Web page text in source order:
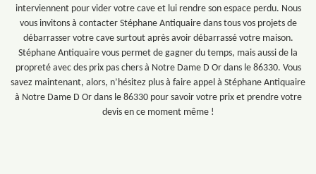
interviennent pour vider votre cave et lui rendre son espace perdu. Nous
vous invitons à contacter Stéphane Antiquaire dans tous vos projets de
débarrasser votre cave surtout après avoir débarrassé votre maison.
Stéphane Antiquaire vous permet de gagner du temps, mais aussi de la
propreté avec des prix pas chers à Notre Dame D Or dans le 86330. Vous
savez maintenant, alors, n’hésitez plus à faire appel à Stéphane Antiquaire
à Notre Dame D Or dans le 86330 pour savoir votre prix et prendre votre
devis en ce moment même !